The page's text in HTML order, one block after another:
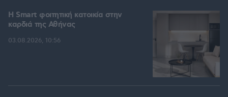
Η Smart φοιτητική κατοικία στην
καρδιά της Αθήνας
03.08.2026, 10:56